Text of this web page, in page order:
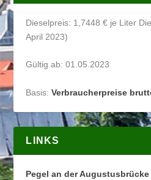
Dieselpreis: 1,7448 € je Liter
April 2023)
Gültig ab: 01.05.2023
Basis:Verbraucherpreise
LINKS
Pegel an der